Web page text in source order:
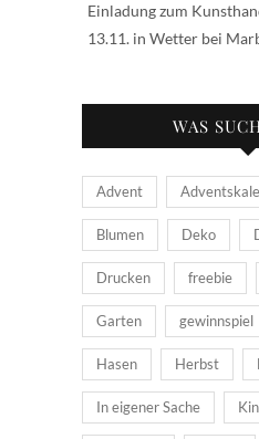
Einladung zum
13.11. in Wetter bei
WAS
Advent
Blumen Deko
Drucken freebie
Garten gewinnspiel
Hasen Herbst
In eigener Sache